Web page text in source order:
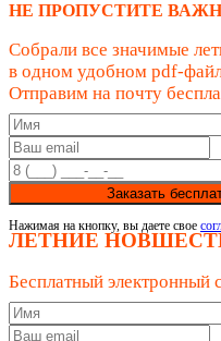
НЕ ПРОПУСТИТЕ
Собрали все значимые
в одном удобном pdf-
Отправим на почту
Заказать
Нажимая на кнопку, вы даете свое
ЛЕТНИЕ
Бесплатный электронный